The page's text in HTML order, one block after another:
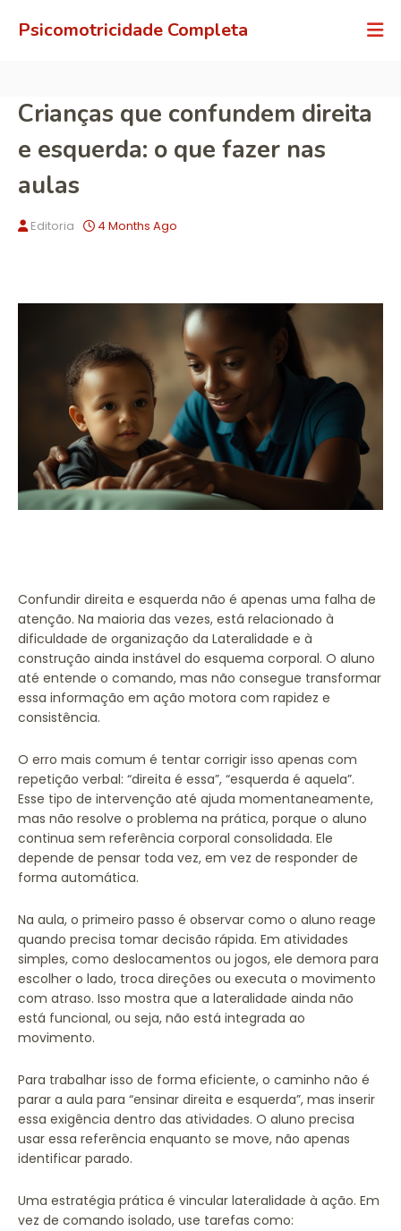
Psicomotricidade Completa
Crianças que confundem direita
e esquerda: o que fazer nas
aulas
Editoria 4 Months Ago
Confundir direita e esquerda não é apenas uma falha de
atenção. Na maioria das vezes, está relacionado à
dificuldade de organização da Lateralidade e à
construção ainda instável do esquema corporal. O aluno
até entende o comando, mas não consegue transformar
essa informação em ação motora com rapidez e
consistência.
O erro mais comum é tentar corrigir isso apenas com
repetição verbal: “direita é essa”, “esquerda é aquela”.
Esse tipo de intervenção até ajuda momentaneamente,
mas não resolve o problema na prática, porque o aluno
continua sem referência corporal consolidada. Ele
depende de pensar toda vez, em vez de responder de
forma automática.
Na aula, o primeiro passo é observar como o aluno reage
quando precisa tomar decisão rápida. Em atividades
simples, como deslocamentos ou jogos, ele demora para
escolher o lado, troca direções ou executa o movimento
com atraso. Isso mostra que a lateralidade ainda não
está funcional, ou seja, não está integrada ao
movimento.
Para trabalhar isso de forma eficiente, o caminho não é
parar a aula para “ensinar direita e esquerda”, mas inserir
essa exigência dentro das atividades. O aluno precisa
usar essa referência enquanto se move, não apenas
identificar parado.
Uma estratégia prática é vincular lateralidade à ação. Em
vez de comando isolado, use tarefas como: